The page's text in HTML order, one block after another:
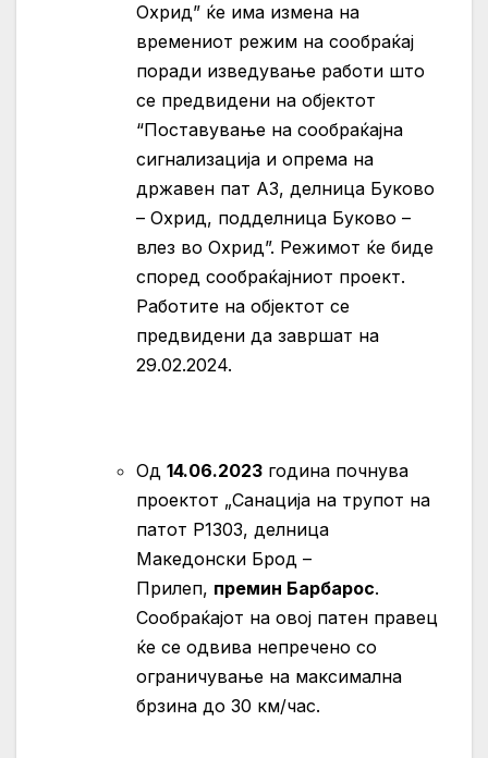
Охрид” ќе има измена на
времениот режим на сообраќај
поради изведување работи што
се предвидени на објектот
“Поставување на сообраќајна
сигнализација и опрема на
државен пат А3, делница Буково
– Охрид, подделница Буково –
влез во Охрид”. Режимот ќе биде
според сообраќајниот проект.
Работите на објектот се
предвидени да завршат на
29.02.2024.
Од 14.06.2023 година почнува
проектот „Санација на трупот на
патот Р1303, делница
Македонски Брод –
Прилеп, премин Барбаpос.
Сообраќајот на овој патен правец
ќе се одвива непречено со
ограничување на максимална
брзина до 30 км/час.